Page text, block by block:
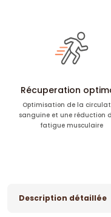
Récuperation
Optimisation de la
sanguine et une réduction
fatigue musculaire
Description détaillée